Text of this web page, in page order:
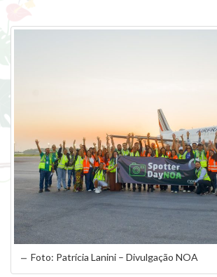
Foto: Patrícia Lanini – Divulgação NOA